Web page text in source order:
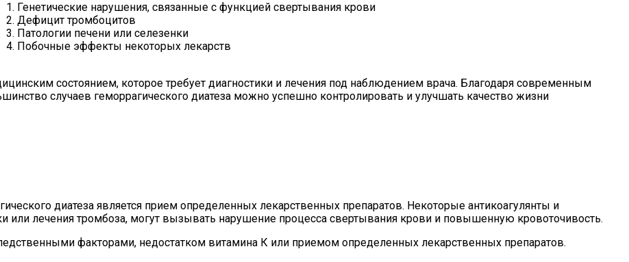
Генетические нарушения, связанные с функцией свертывания крови
Дефицит тромбоцитов
Патологии печени или селезенки
Побочные эффекты некоторых лекарств
состоянием, которое требует диагностики и лечения под наблюдением врача. Благодаря современным
случаев геморрагического диатеза можно успешно контролировать и улучшать качество жизни
диатеза является прием определенных лекарственных препаратов. Некоторые антикоагулянты и
или лечения тромбоза, могут вызывать нарушение процесса свертывания крови и повышенную кровоточивость.
факторами, недостатком витамина К или приемом определенных лекарственных препаратов.